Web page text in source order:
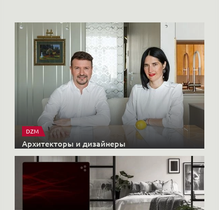
DZM
Архитекторы и дизайнеры